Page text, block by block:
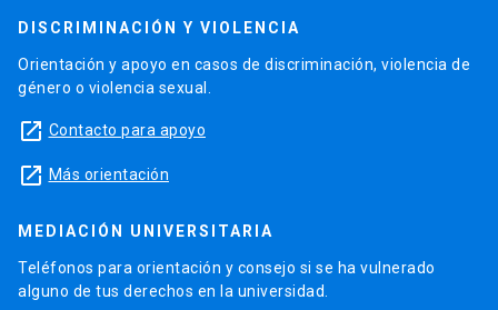
DISCRIMINACIÓN Y VIOLENCIA
Orientación y apoyo en casos de discriminación, violencia de
género o violencia sexual.
launch Contacto para apoyo
launch Más orientación
MEDIACIÓN UNIVERSITARIA
Teléfonos para orientación y consejo si se ha vulnerado
alguno de tus derechos en la universidad.